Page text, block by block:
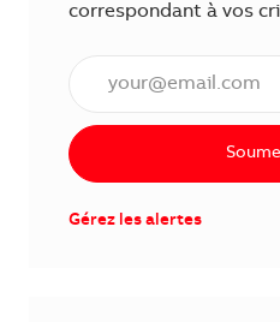
correspondant à vos
Gérez les alertes